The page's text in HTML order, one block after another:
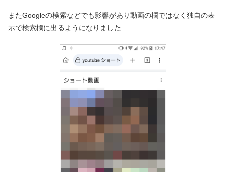
またGoogleの検索などでも影響があり動画の欄ではなく独自の表
示で検索欄に出るようになりました